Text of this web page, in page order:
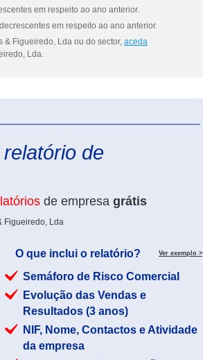
em respeito ao ano anterior.
em respeito ao ano anterior.
Figueiredo, Lda ou do sector, aceda
Lda.
de
de empresa grátis
Figueiredo, Lda
O que inclui o relatório? Ver exemplo >
Semáforo de Risco Comercial
Evolução das Vendas e
Resultados (3 anos)
NIF, Nome, Contactos e Atividade
da empresa